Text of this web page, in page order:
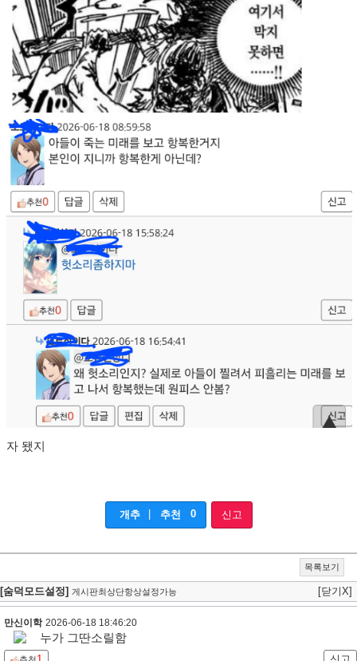
자 됐지
개추 추천 0 신고
목록보기
[숨덕모드설정] 게시판최상단항상설정가능 [닫기X]
만신이학 2026-06-18 18:46:20
누가 그딴소릴함